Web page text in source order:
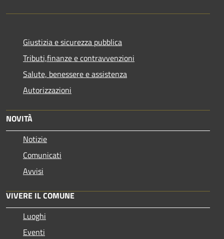
Giustizia e sicurezza pubblica
Tributi,finanze e contravvenzioni
Salute, benessere e assistenza
Autorizzazioni
NOVITÀ
Notizie
Comunicati
Avvisi
VIVERE IL COMUNE
Luoghi
Eventi